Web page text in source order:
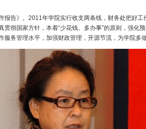
告》。2011年学院实行收支两条线，财务处把好
贯彻国家方针，本着“少花钱、多办事”的原则，强化
服务管理水平，加强财政管理，开源节流，为学院多